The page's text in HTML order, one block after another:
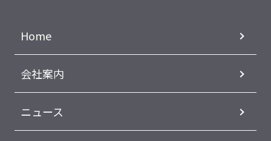
Home
会社案内
ニュース